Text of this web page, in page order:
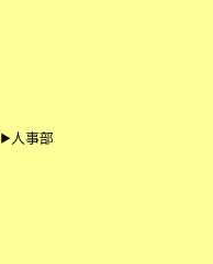
▶ 人事部